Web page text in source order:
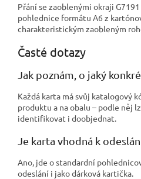
Přání se zaoblenými okraji
pohlednice formátu A6 z
charakteristickým zaobleným
Časté dotazy
Jak poznám, o jaký
Každá karta má svůj katalogový
produktu a na obalu – podle něj
identifikovat i doobjednat.
Je karta vhodná k
Ano, jde o standardní
odeslání i jako dárková kartička.